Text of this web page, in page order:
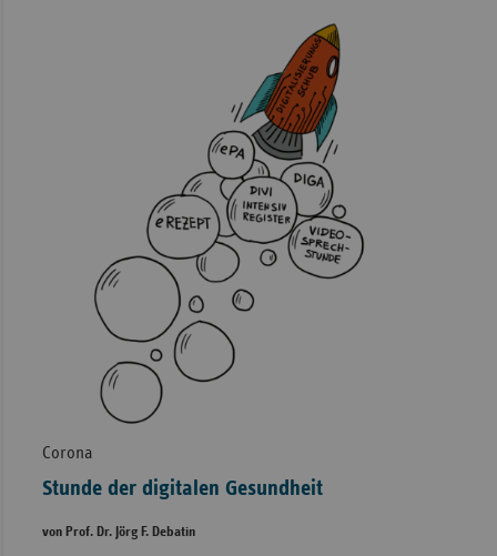
Corona
Stunde der digitalen Gesundheit
von Prof. Dr. Jörg F. Debatin